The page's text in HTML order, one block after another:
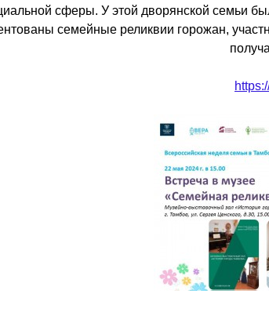
сферы. У этой дворянской семьи
семейные реликвии горожан,